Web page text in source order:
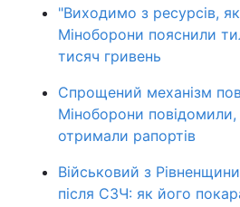
"Виходимо з ресурсів,
Міноборони пояснили
тисяч гривень
Спрощений механізм
Міноборони повідомили,
отримали рапортів
Військовий з
після СЗЧ: як його